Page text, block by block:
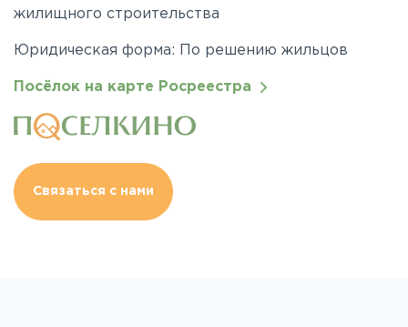
жилищного строительства
Юридическая форма: По решению жильцов
Посёлок на карте Росреестра
Связаться с нами